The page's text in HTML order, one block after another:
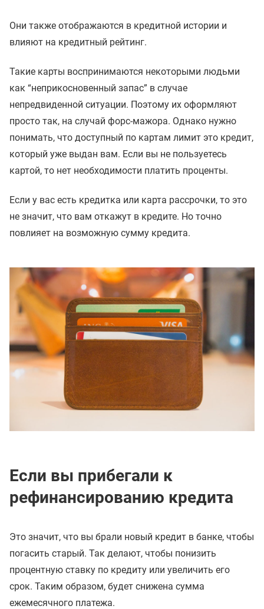
Они также отображаются в кредитной истории и
влияют на кредитный рейтинг.
Такие карты воспринимаются некоторыми людьми
как “неприкосновенный запас” в случае
непредвиденной ситуации. Поэтому их оформляют
просто так, на случай форс-мажора. Однако нужно
понимать, что доступный по картам лимит это кредит,
который уже выдан вам. Если вы не пользуетесь
картой, то нет необходимости платить проценты.
Если у вас есть кредитка или карта рассрочки, то это
не значит, что вам откажут в кредите. Но точно
повлияет на возможную сумму кредита.
Если вы прибегали к
рефинансированию кредита
Это значит, что вы брали новый кредит в банке, чтобы
погасить старый. Так делают, чтобы понизить
процентную ставку по кредиту или увеличить его
срок. Таким образом, будет снижена сумма
ежемесячного платежа.